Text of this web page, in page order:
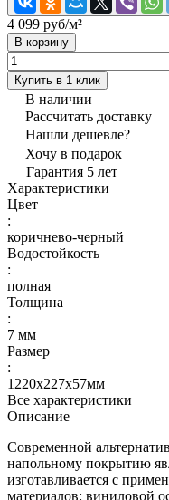
4 099 руб/м²
В корзину
Купить в 1 клик
В наличии
Рассчитать доставку
Нашли дешевле?
Хочу в подарок
Гарантия 5 лет
Характеристики
Цвет
:
коричнево-черный
Водостойкость
:
полная
Толщина
:
7 мм
Размер
:
1220x227x57мм
Все характеристики
Описание
Современной
напольному покрытию
изготавливается с
материалов: виниловой